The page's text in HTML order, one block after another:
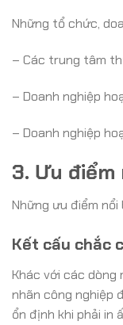
Những tổ chức,
– Các trung tâm
– Doanh nghiệp
– Doanh nghiệp
3. Ưu
Những ưu điểm
Kết cấu chắc
Khác với các dòng
nhãn công nghiệp
ổn định khi phải in